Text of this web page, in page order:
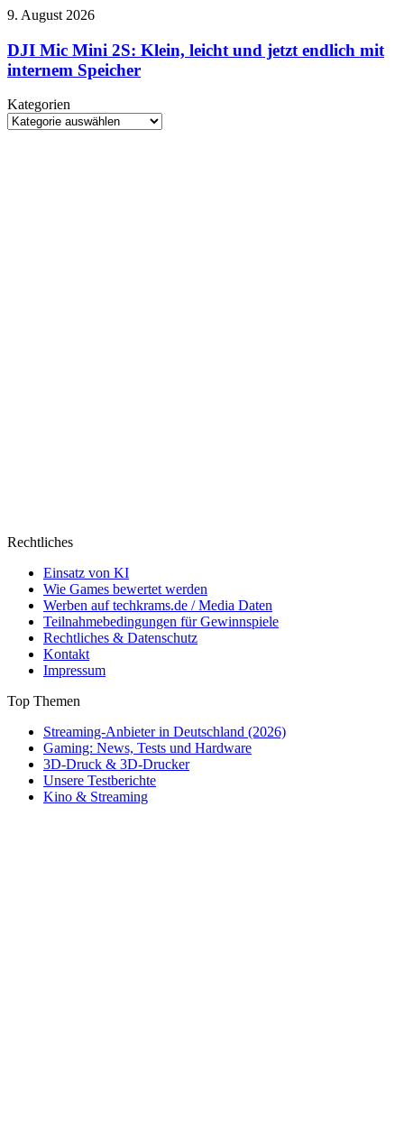
die
DJI
Mini
2S:
Klein,
und
jetzt
9. August 2026
DJI Mic Mini 2S: Klein, leicht und jetzt endlich mit
internem Speicher
Kategorien
Kategorien
Rechtliches
Einsatz von KI
Wie Games bewertet werden
Werben auf techkrams.de / Media Daten
Teilnahmebedingungen für Gewinnspiele
Rechtliches & Datenschutz
Kontakt
Impressum
Top Themen
Streaming-Anbieter in Deutschland (2026)
Gaming: News, Tests und Hardware
3D-Druck & 3D-Drucker
Unsere Testberichte
Kino & Streaming